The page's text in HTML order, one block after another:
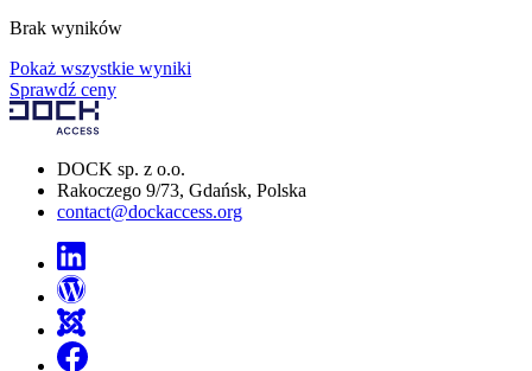
Brak wyników
Pokaż wszystkie wyniki
Sprawdź ceny
DOCK sp. z o.o.
Rakoczego 9/73, Gdańsk, Polska
contact@dockaccess.org